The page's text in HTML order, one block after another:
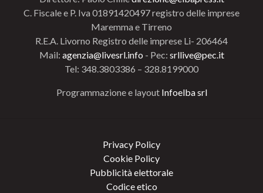
C. Fiscale e P. Iva 01891420497 registro delle imprese
Maremma e Tirreno
R.E.A. Livorno Registro delle imprese Li- 206464
Mail: agenzia@livesrl.info - Pec: srllive@pec.it
Tel: 348.3803386 – 328.8199000
Programmazione e layout Infoelba srl
Privacy Policy
Cookie Policy
Pubblicità elettorale
Codice etico